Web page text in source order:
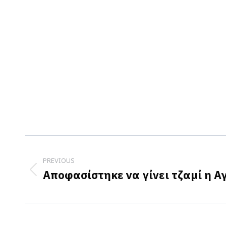
navigation
PREVIOUS
Previous
Αποφασίστηκε να γίνει τζαμί η